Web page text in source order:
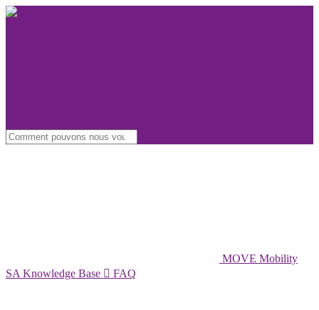
MOVE Mobility
SA Knowledge Base  FAQ